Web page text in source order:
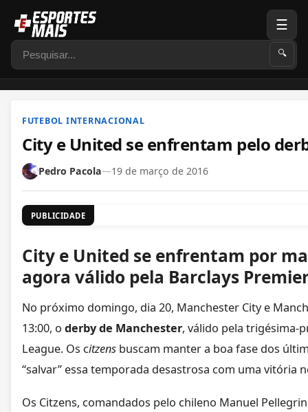
Pesquisar 🔍
☰
FUTEBOL INTERNACIONAL
City e United se enfrentam pelo
Pedro Pacola—19 de março de 2016
PUBLICIDADE
City e United se enfrentam por
agora válido pela Barclays
No próximo domingo, dia 20, Manchester City e
13:00, o derby de Manchester, válido pela trigésima-
League. Os citzens buscam manter a boa fase dos
“salvar” essa temporada desastrosa com uma vitória
Os Citzens, comandados pelo chileno Manuel